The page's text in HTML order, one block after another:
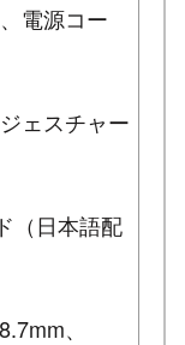
電源コー
ェスチャー
（日本語配
、